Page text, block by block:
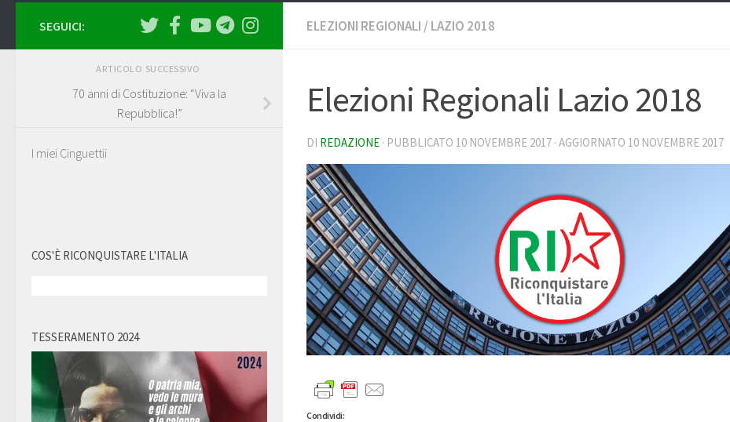
ELEZIONI REGIONALI /LAZIO 2018
Elezioni Regionali Lazio 2018
DI REDAZIONE · PUBBLICATO 10 NOVEMBRE 2017 · AGGIORNATO 10 NOVEMBRE 2017
Condividi:
SEGUICI:
ARTICOLO SUCCESSIVO
70 anni di Costituzione: “Viva la
Repubblica!”
I miei Cinguettii
COS'È RICONQUISTARE L'ITALIA
TESSERAMENTO 2024